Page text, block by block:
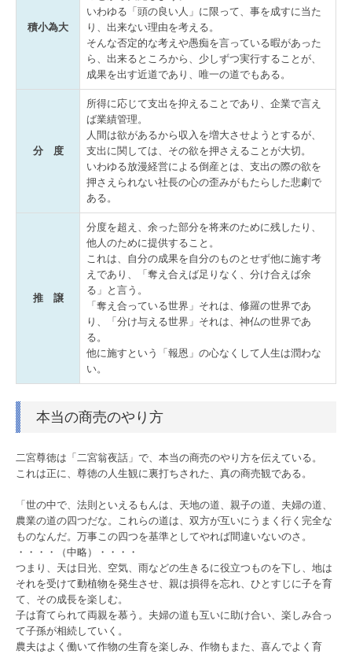
TKCシステムのご紹介
TKCシステムQ&A
積小為大
いわゆる「頭の良い人」に限って、事を成すに当た
り、出来ない理由を考える。
そんな否定的な考えや愚痴を言っている暇があった
ら、出来るところから、少しずつ実行することが、
成果を出す近道であり、唯一の道でもある。
分 度
所得に応じて支出を抑えることであり、企業で言え
ば業績管理。
人間は欲があるから収入を増大させようとするが、
支出に関しては、その欲を押さえることが大切。
いわゆる放漫経営による倒産とは、支出の際の欲を
押さえられない社長の心の歪みがもたらした悲劇で
ある。
推 譲
分度を超え、余った部分を将来のために残したり、
他人のために提供すること。
これは、自分の成果を自分のものとせず他に施す考
えであり、「奪え合えば足りなく、分け合えば余
る」と言う。
「奪え合っている世界」それは、修羅の世界であ
り、「分け与える世界」それは、神仏の世界であ
る。
他に施すという「報恩」の心なくして人生は潤わな
い。
本当の商売のやり方
二宮尊徳は「二宮翁夜話」で、本当の商売のやり方を伝えている。
これは正に、尊徳の人生観に裏打ちされた、真の商売観である。
「世の中で、法則といえるもんは、天地の道、親子の道、夫婦の道、
農業の道の四つだな。これらの道は、双方が互いにうまく行く完全な
ものなんだ。万事この四つを基準としてやれば間違いないのさ。
・・・・（中略）・・・・
つまり、天は日光、空気、雨などの生きるに役立つものを下し、地は
それを受けて動植物を発生させ、親は損得を忘れ、ひとすじに子を育
て、その成長を楽しむ。
子は育てられて両親を慕う。夫婦の道も互いに助け合い、楽しみ合っ
て子孫が相続していく。
農夫はよく働いて作物の生育を楽しみ、作物もまた、喜んでよく育